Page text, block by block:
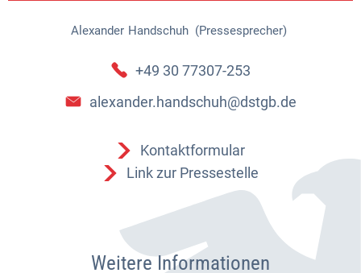
Alexander Handschuh (Pressesprecher)
Alexander Handschuh
+49 30 77307-253
alexander.handschuh@dstgb.de
Kontaktformular
Link zur Pressestelle
Weitere Informationen